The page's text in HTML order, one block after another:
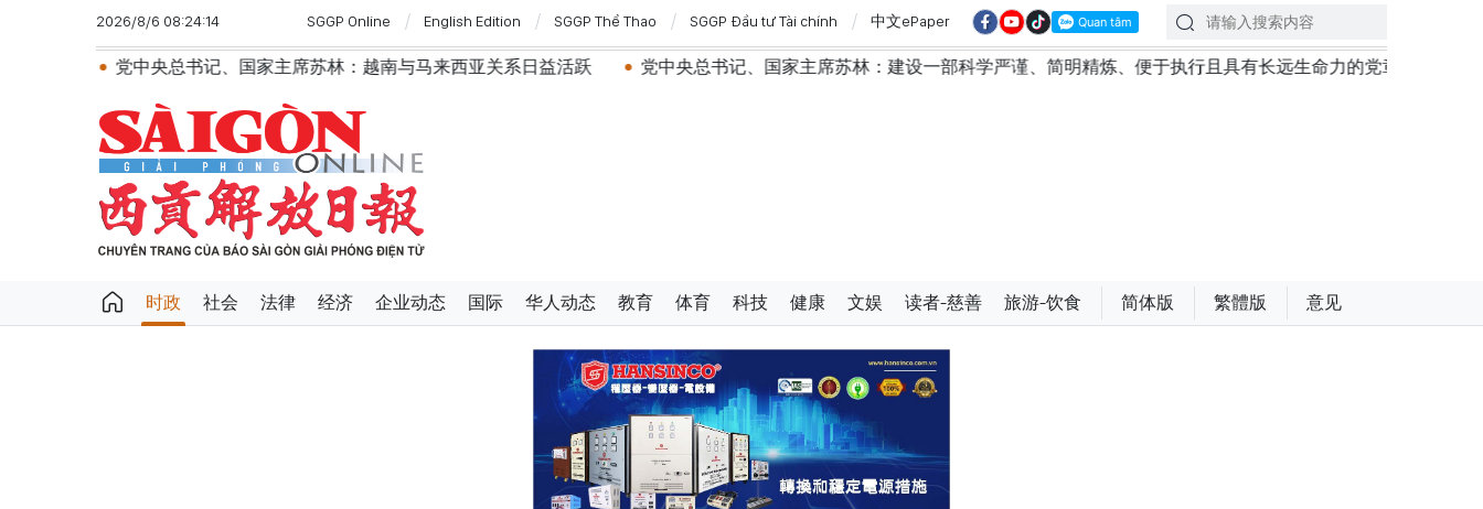
2026/8/6 08:24:14 SGGP Online English Edition SGGP Thể Thao SGGP Đầu tư Tài chính 中文ePaper
央总书记、国家主席苏林：越南与马来西亚关系日益活跃 党中央总书记、国家主席苏林：建设一部科学严谨、简明精炼、便于执行且具有长远生命力的党章 苏林总书记、国家主
时政 社会 法律 经济 企业动态 国际 华人动态 教育 体育 科技 健康 文娱 读者-慈善 旅游-饮食 简体版 繁體版 意见